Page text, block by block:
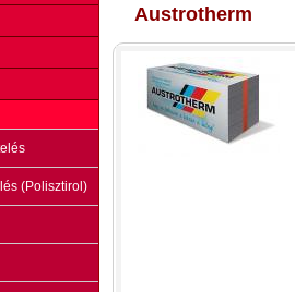
(Polisztirol)
Austrotherm